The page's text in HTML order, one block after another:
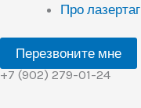
Про лазертаг
Перезвоните мне
+7 (902) 279-01-24